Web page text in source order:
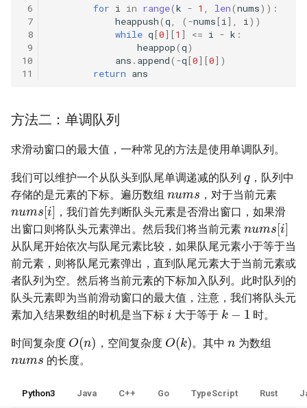
32.1. 从上到下打印二叉树
32.2. 从上到下打印二叉树 II
33. 二叉搜索树的后序遍历序
列
34. 二叉树中和为某一值的路
径
35. 复杂链表的复制
36. 二叉搜索树与双向链表
37. 序列化二叉树
39. 数组中出现次数超过一半
27. 回文链表
28. 展平多级双向链表
30. 插入、删除和随机访问都
是 O(1) 的容器
31. 最近最少使用缓存
32. 有效的变位词
33. 变位词组
34. 外星语言是否排序
35. 最小时间差
36. 后缀表达式
4.8. 首个共同祖先
4.9. 二叉搜索树序列
4.10. 检查子树
4.12. 求和路径
5.1. 插入
5.2. 二进制数转字符串
5.3. 翻转数位
5.4. 下一个数
5.6. 整数转换
5.7. 配对交换
5.8. 绘制直线
6
7
8
9
10
11
for i in range(k - 1 , len(nums)):
heappush(q, ( -nums[i], i))
while q[0][1 ] <= i - k :
heappop(q)
ans . append( -q[0][0])
return ans
方法二：单调队列
求滑动窗口的最大值，一种常见的方法是使用单调队列。
我们可以维护一个从队头到队尾单调递减的队列
，队列中
存储的是元素的下标。遍历数组
nums
，对于当前元素
nums[i]
，我们首先判断队头元素是否滑出窗口，如果滑
出窗口则将队头元素弹出。然后我们将当前元素
nums[
从队尾开始依次与队尾元素比较，如果队尾元素小于等于当
前元素，则将队尾元素弹出，直到队尾元素大于当前元素或
者队列为空。然后将当前元素的下标加入队列。此时队列的
队头元素即为当前滑动窗口的最大值，注意，我们将队头元
素加入结果数组的时机是当下标
i
大于等于
k −1
时。
时间复杂度
O ( n)
，空间复杂度
O (k)
。其中 为数组
nums
的长度。
Python3 Java C++ Go TypeScript Rust